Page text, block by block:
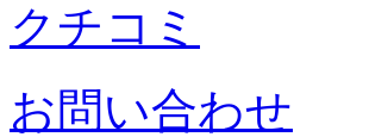
クチコミ
お問い合わせ